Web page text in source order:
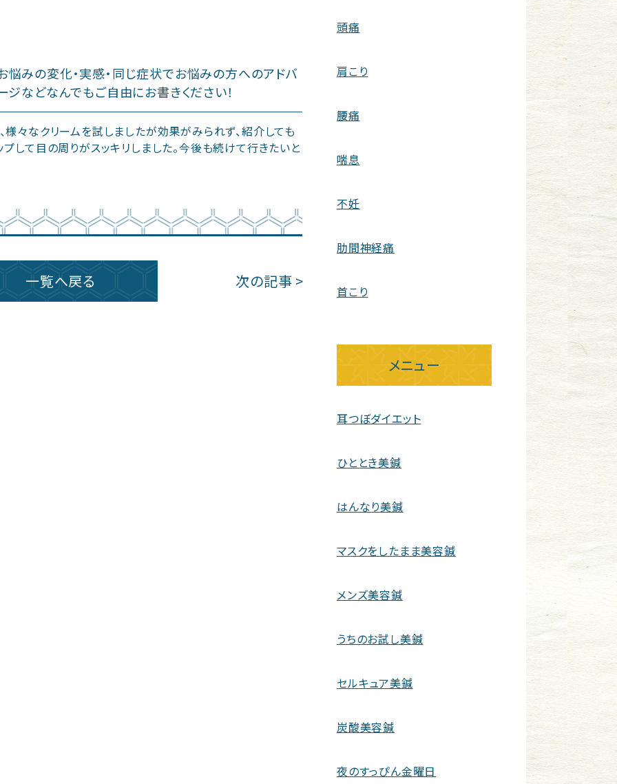
みの変化・実感・同じ症状でお悩みの方へのアドバ
ジなどなんでもご自由にお書きください！
様々なクリームを試しましたが効果がみられず、紹介しても
して目の周りがスッキリしました。今後も続けて行きたいと
一覧へ戻る 次の記事 >
頭痛
肩こり
腰痛
喘息
不妊
肋間神経痛
首こり
メニュー
耳つぼダイエット
ひととき美鍼
はんなり美鍼
マスクをしたまま美容鍼
メンズ美容鍼
うちのお試し美鍼
セルキュア美鍼
炭酸美容鍼
夜のすっぴん金曜日